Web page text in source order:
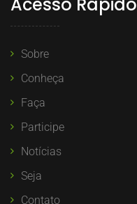
Sobre
Conheça
Faça
Participe
Notícias
Seja
Contato